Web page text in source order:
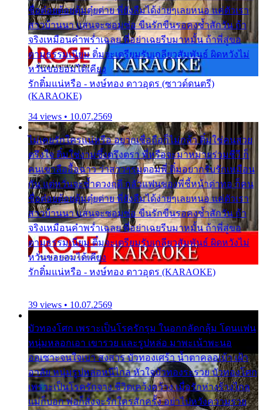
ชื่อต๋อยต้อยตุ้มตุ๋ยต่าย พี่ยังลืมได้ง่ายๆเลยหนอ แค่ตัวเรา
สาวบ้านนา แสนจะซอมซ่อ ขืนรักขืนรอคงช้ำสักวัน ถ้า
จริงเหมือนคำพร่ำเฉลย พี่อย่าเฉยรีบมาหมั้น ถ้าพี่สู่ขอ
ตามธรรมเนียม ติ๋มจะเตรียมรับเกลียวสัมพันธ์ ผิดหวังไม่
หวั่นขอยอมได้เคียง
รักติ๋มแน่หรือ - หงษ์ทอง ดาวอุดร (ซาวด์ดนตรี)
(KARAOKE)
34 views • 10.07.2569
ไม่เคยรักใครแน่หรือ อยากเชื่อถือก็ไม่กล้า ติ๋มใช่คนสวย
ตรึงใจ ติ๋มใช่งามซึ้งตรึงตรา พี่หรือจะมาหมายร่วมชีวี ก็
คนเขาลืออื้อฉาว ว่าสาวๆรุมตอมพี่ ติ๋มอยากรับรักเหมือน
กัน แต่หวั่นจะช้ำดวงฤดี กลัวแฟนของพี่ชี้หน้าด่าทอ ก็คน
ชื่อต๋อยต้อยตุ้มตุ๋ยต่าย พี่ยังลืมได้ง่ายๆเลยหนอ แค่ตัวเรา
สาวบ้านนา แสนจะซอมซ่อ ขืนรักขืนรอคงช้ำสักวัน ถ้า
จริงเหมือนคำพร่ำเฉลย พี่อย่าเฉยรีบมาหมั้น ถ้าพี่สู่ขอ
ตามธรรมเนียม ติ๋มจะเตรียมรับเกลียวสัมพันธ์ ผิดหวังไม่
หวั่นขอยอมได้เคียง
รักติ๋มแน่หรือ - หงษ์ทอง ดาวอุดร (KARAOKE)
39 views • 10.07.2569
บัวทองโศก เพราะเป็นโรครักรุม ในอกกลัดกลุ้ม โดนแฟน
หนุ่มหลอกเอา เขารวย และรูปหล่อ มาพะเน้าพะนอ
ออเซาะจนใจเบา สงสาร บัวทองเศร้า น้ำตาคลอเบ้า เฝ้า
อาลัย หนุ่มรูปหล่อหนีไกล หัวใจบัวทองระรวย บัวทองโศก
เพราะเป็นโรครักจาง ชีวิตเคว้งคว้าง เมื่อรักห่างร้างไกล
แม่ก็บอก พ่อก็สั่งจะรักใครสักครั้ง อย่าไปหวังความรวย